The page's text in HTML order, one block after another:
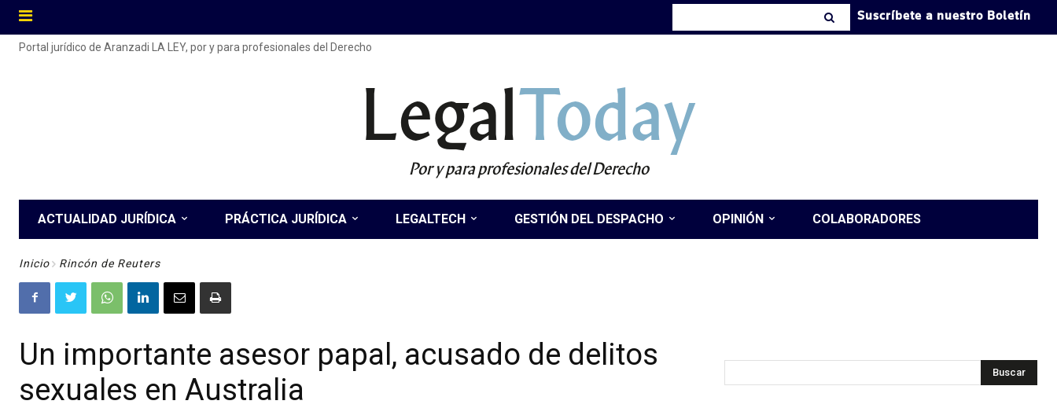
Suscríbete a nuestro Boletín
Portal jurídico de Aranzadi LA LEY, por y para profesionales del Derecho
LegalToday
Por y para profesionales del Derecho
ACTUALIDAD JURÍDICA PRÁCTICA JURÍDICA LEGALTECH GESTIÓN DEL DESPACHO OPINIÓN COLABORADORES
Inicio Rincón de Reuters
Un importante asesor papal, acusado de delitos
sexuales en Australia
Buscar